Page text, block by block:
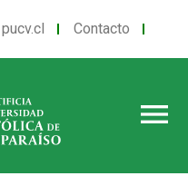
pucv.cl Contacto
menu